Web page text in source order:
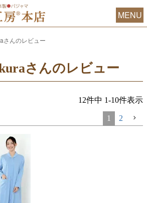
MENU
さんのレビュー
さんのレビュー
12件中 1-10件表示
1 2